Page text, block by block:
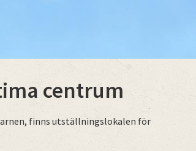
centrum
finns utställningslokalen för